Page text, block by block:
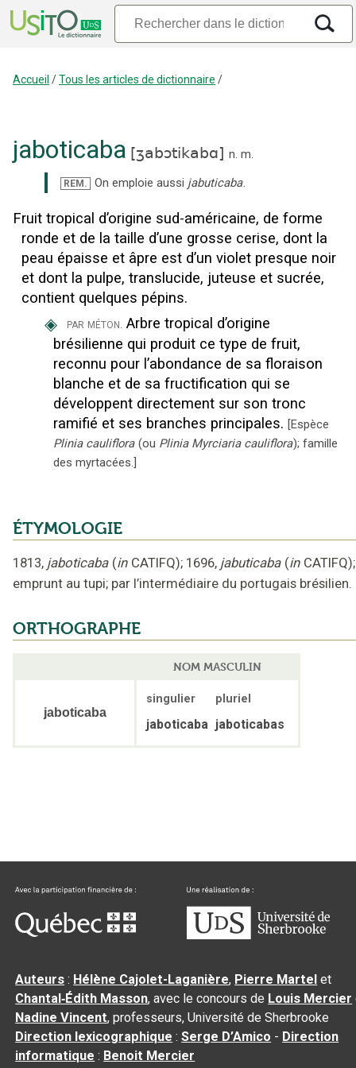
Accueil /Tous les articles de dictionnaire /
jaboticaba [ʒabɔtikabɑ] n. m.
REM. On emploie aussi jabuticaba.
Fruit tropical d’origine sud-américaine, de forme
ronde et de la taille d’une grosse cerise, dont la
peau épaisse et âpre est d’un violet presque noir
et dont la pulpe, translucide, juteuse et sucrée,
contient quelques pépins.
◈ par méton. Arbre tropical d’origine
brésilienne qui produit ce type de fruit,
reconnu pour l’abondance de sa floraison
blanche et de sa fructification qui se
développent directement sur son tronc
ramifié et ses branches principales. [Espèce
Plinia cauliflora (ou Plinia Myrciaria cauliflora); famille
des myrtacées.
ÉTYMOLOGIE
1813, jaboticaba (in CATIFQ); 1696, jabuticaba (in CATIFQ);
emprunt au tupi; par l’intermédiaire du portugais brésilien.
ORTHOGRAPHE
NOM MASCULIN
jaboticaba
singulier pluriel
jaboticaba jaboticabas
Auteurs : Hélène Cajolet-Laganière, Pierre Martel et
Chantal‑Édith Masson, avec le concours de Louis Mercier
Nadine Vincent, professeurs, Université de Sherbrooke
Direction lexicographique :Serge D’Amico - Direction
informatique : Benoit Mercier